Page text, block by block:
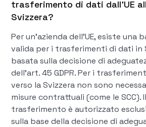
trasferimento di dati dall'UE
Svizzera?
Per un'azienda dell'UE, esiste una
valida per i trasferimenti di dati in
basata sulla decisione di
dell'art. 45 GDPR. Per i
verso la Svizzera non sono
misure contrattuali (come le SCC). Il
trasferimento è autorizzato
sulla base della decisione di